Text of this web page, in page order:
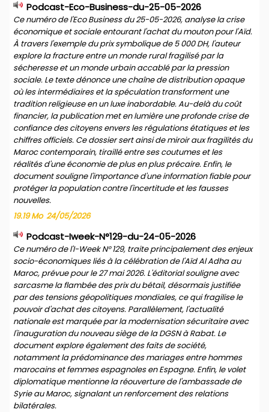
Podcast-Eco-Business-du-25-05-2026
Ce numéro de l'Eco Business du 25-05-2026, analyse la crise
économique et sociale entourant l'achat du mouton pour l'Aïd.
À travers l'exemple du prix symbolique de 5 000 DH, l'auteur
explore la fracture entre un monde rural fragilisé par la
sécheresse et un monde urbain accablé par la pression
sociale. Le texte dénonce une chaîne de distribution opaque
où les intermédiaires et la spéculation transforment une
tradition religieuse en un luxe inabordable. Au-delà du coût
financier, la publication met en lumière une profonde crise de
confiance des citoyens envers les régulations étatiques et les
chiffres officiels. Ce dossier sert ainsi de miroir aux fragilités du
Maroc contemporain, tiraillé entre ses coutumes et les
réalités d'une économie de plus en plus précaire. Enfin, le
document souligne l'importance d'une information fiable pour
protéger la population contre l'incertitude et les fausses
nouvelles.
19.19 Mo 24/05/2026
Podcast-Iweek-N°129-du-24-05-2026
Ce numéro de l'I-Week N° 129, traite principalement des enjeux
socio-économiques liés à la célébration de l'Aïd Al Adha au
Maroc, prévue pour le 27 mai 2026. L'éditorial souligne avec
sarcasme la flambée des prix du bétail, désormais justifiée
par des tensions géopolitiques mondiales, ce qui fragilise le
pouvoir d'achat des citoyens. Parallèlement, l'actualité
nationale est marquée par la modernisation sécuritaire avec
l'inauguration du nouveau siège de la DGSN à Rabat. Le
document explore également des faits de société,
notamment la prédominance des mariages entre hommes
marocains et femmes espagnoles en Espagne. Enfin, le volet
diplomatique mentionne la réouverture de l'ambassade de
Syrie au Maroc, signalant un renforcement des relations
bilatérales.